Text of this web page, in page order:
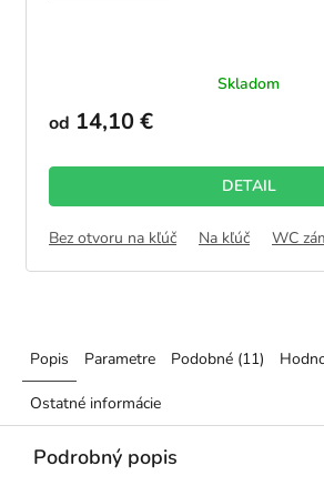
Skladom
od 14,10 €
DETAIL
Bez otvoru na kľúč Na kľúč WC
Popis Parametre Podobné (11)
Ostatné informácie
Podrobný popis